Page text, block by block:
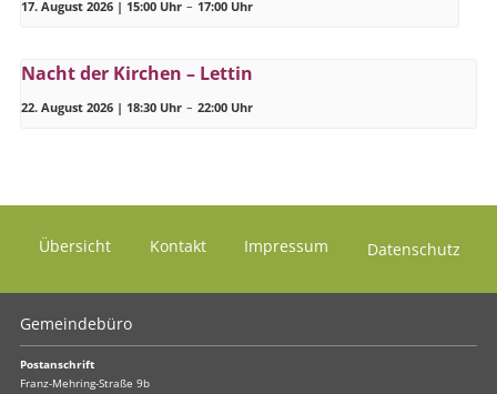
17. August 2026 | 15:00 Uhr – 17:00 Uhr
Nacht der Kirchen – Lettin
22. August 2026 | 18:30 Uhr – 22:00 Uhr
Übersicht Kontakt Impressum Datenschutz
Gemeindebüro
Postanschrift
Franz-Mehring-Straße 9b